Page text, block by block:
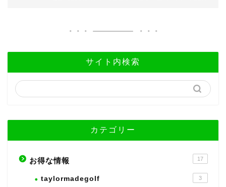
サイト内検索
カテゴリー
お得な情報 17
taylormadegolf 3